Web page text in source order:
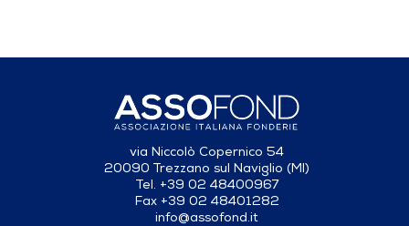
via Niccolò Copernico 54
20090 Trezzano sul Naviglio (MI)
Tel. +39 02 48400967
Fax +39 02 48401282
info@assofond.it